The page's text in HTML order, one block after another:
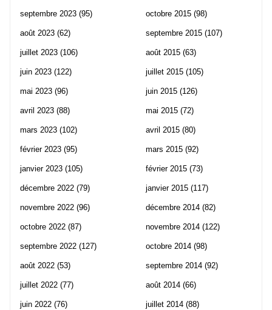
septembre 2023 (95)
août 2023 (62)
juillet 2023 (106)
juin 2023 (122)
mai 2023 (96)
avril 2023 (88)
mars 2023 (102)
février 2023 (95)
janvier 2023 (105)
décembre 2022 (79)
novembre 2022 (96)
octobre 2022 (87)
septembre 2022 (127)
août 2022 (53)
juillet 2022 (77)
juin 2022 (76)
octobre 2015 (98)
septembre 2015 (107)
août 2015 (63)
juillet 2015 (105)
juin 2015 (126)
mai 2015 (72)
avril 2015 (80)
mars 2015 (92)
février 2015 (73)
janvier 2015 (117)
décembre 2014 (82)
novembre 2014 (122)
octobre 2014 (98)
septembre 2014 (92)
août 2014 (66)
juillet 2014 (88)